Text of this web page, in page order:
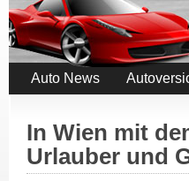
Auto News
In Wien mit
Urlauber und